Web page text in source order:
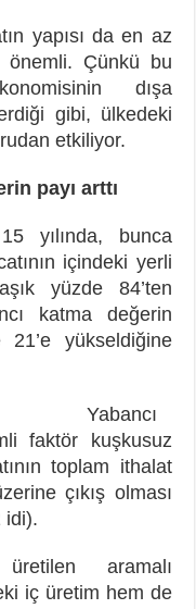
yapısı da en az
önemli. Çünkü bu
dışa
gibi, ülkedeki
etkiliyor.
payı arttı
yılında, bunca
içindeki yerli
yüzde 84’ten
katma değerin
21’e yükseldiğine
Yabancı
faktör kuşkusuz
toplam ithalat
çıkış olması
idi).
aramalı
iç üretim hem de